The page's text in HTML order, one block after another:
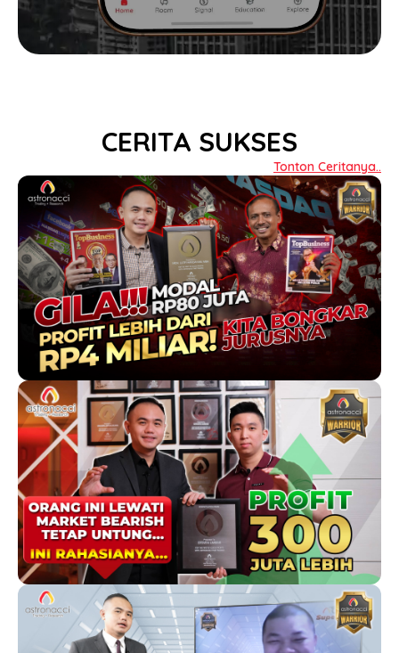
CERITA SUKSES
Tonton Ceritanya..